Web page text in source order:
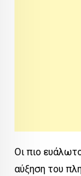
Οι πιο
αύξηση του